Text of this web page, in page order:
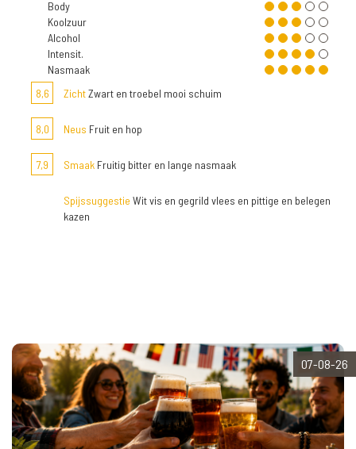
Body
Koolzuur
Alcohol
Intensit.
Nasmaak
8,6
ZichtZwart en troebel mooi schuim
8,0 Neus Fruit en hop
7,9 Smaak Fruitig bitter en lange nasmaak
Spijssuggestie Wit vis en gegrild vlees en pittige en belegen
kazen
07-08-26